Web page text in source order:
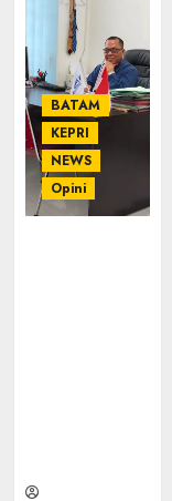
BATAM
KEPRI
NEWS
Opini